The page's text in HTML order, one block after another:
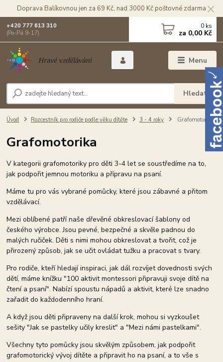
Doprava Balíkovnou jen za 69 Kč, nad 3000 Kč poštovné zdarma
Menu
Hledat
+420 777 613 310
(Po-Pá 9-17)
0 ks
za 0,00 Kč
Úvod Rozcestník pro rodiče podle věku dítěte 3 - 4 roky Grafomotorika
Grafomotorika
V kategorii grafomotoriky pro děti 3-4 let se soustředíme na to,
jak podpořit jemnou motoriku a přípravu na psaní.
Máme tu pro vás vybrané pomůcky, které jsou zábavné a přitom
vzdělávací.
Mezi oblíbené patří naše dřevěné obkreslovací šablony od
českého výrobce. Jsou pevné, bezpečné a skvěle padnou do
malých ručiček. Děti s nimi mohou obkreslovat a tvořit, což je
přirozený způsob, jak se učit ovládat tužku a pracovat s tvary.
Pro rodiče, kteří hledají inspiraci, jak dál rozvíjet dovednosti svých
dětí, máme knížku "100 aktivit montessori připravuji svoje dítě na
čtení a psaní". Nabízí spoustu nápadů a aktivit, které lze snadno
zařadit do každodenního hraní.
A když jsou děti připraveny na další krok, mohou si vyzkoušet
sešity "Jak se pastelky učily kreslit" a "Mezi námi pastelkami".
Všechny tyto pomůcky jsou skvělým způsobem, jak podpořit
grafomotorický vývoj dítěte a připravit ho na psaní, a to vše s